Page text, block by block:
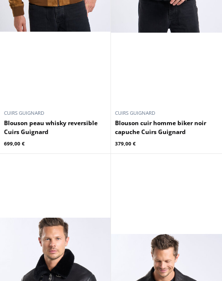
CUIRS GUIGNARD
Blouson peau whisky reversible
Cuirs Guignard
699,00 €
CUIRS GUIGNARD
Blouson cuir homme biker noir
capuche Cuirs Guignard
379,00 €